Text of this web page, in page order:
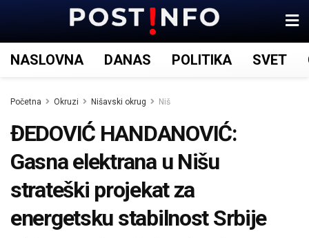
NASLOVNA DANAS POLITIKA SVET
Početna Okruzi Nišavski okrug Niš
ĐEDOVIĆ HANDANOVIĆ:
Gasna elektrana u Nišu
strateški projekat za
energetsku stabilnost Srbije